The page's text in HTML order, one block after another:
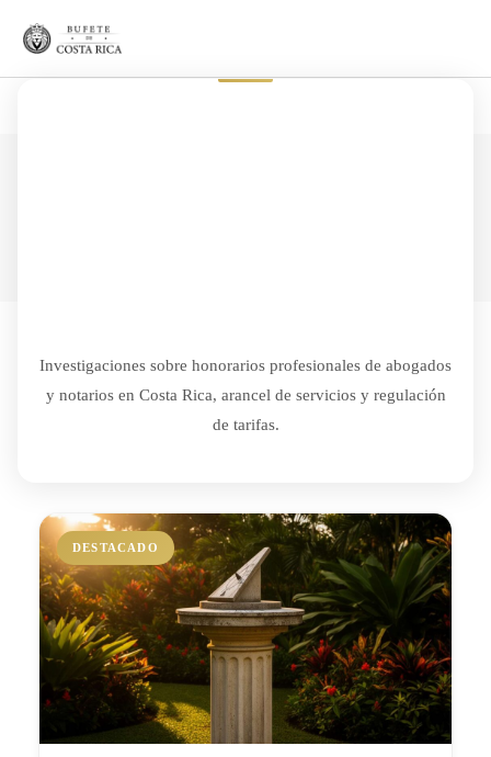
Investigaciones sobre honorarios profesionales de abogados
y notarios en Costa Rica, arancel de servicios y regulación
de tarifas.
DESTACADO